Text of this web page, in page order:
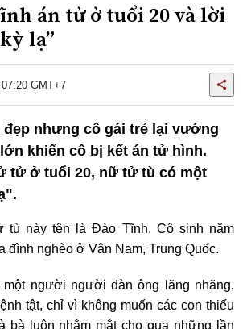
án tử ở tuổi 20 và lời
lạ”
GMT+7
đẹp nhưng cô gái trẻ lại vướng
khiến cô bị kết án tử hình.
tử ở tuổi 20, nữ tử tù có một
tù này tên là Đào Tĩnh. Cô sinh năm
đình nghèo ở Vân Nam, Trung Quốc.
người người đàn ông lăng nhăng,
tật, chỉ vì không muốn các con thiếu
bà luôn nhắm mắt cho qua những lần